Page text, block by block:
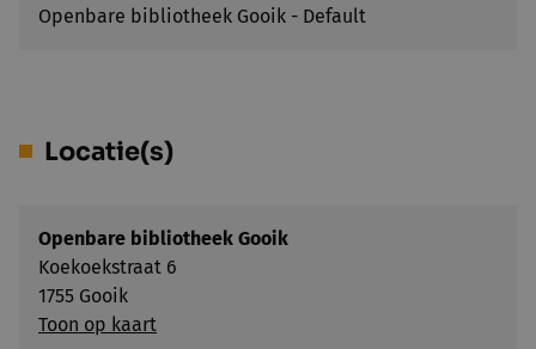
Openbare bibliotheek Gooik - Default
Locatie(s)
Openbare bibliotheek Gooik
Koekoekstraat 6
1755 Gooik
Toon op kaart